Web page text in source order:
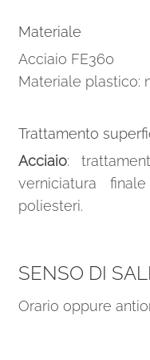
Materiale
Acciaio FE360
Materiale plastico:
Trattamento
Acciaio:
verniciatura
poliesteri.
SENSO DI
Orario oppure